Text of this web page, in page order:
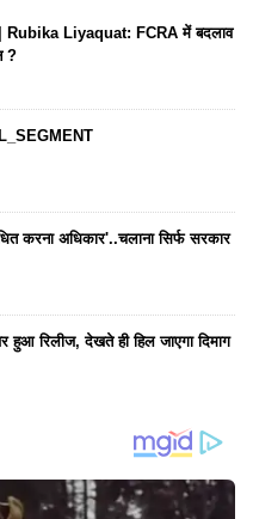
Liyaquat: FCRA में बदलाव
?
करना अधिकार'..चलाना सिर्फ सरकार
हुआ रिलीज, देखते ही हिल जाएगा दिमाग